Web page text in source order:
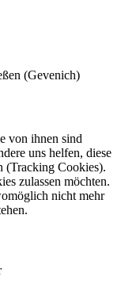
(Gevenich)
von ihnen sind
uns helfen, diese
(Tracking Cookies).
zulassen möchten.
nicht mehr